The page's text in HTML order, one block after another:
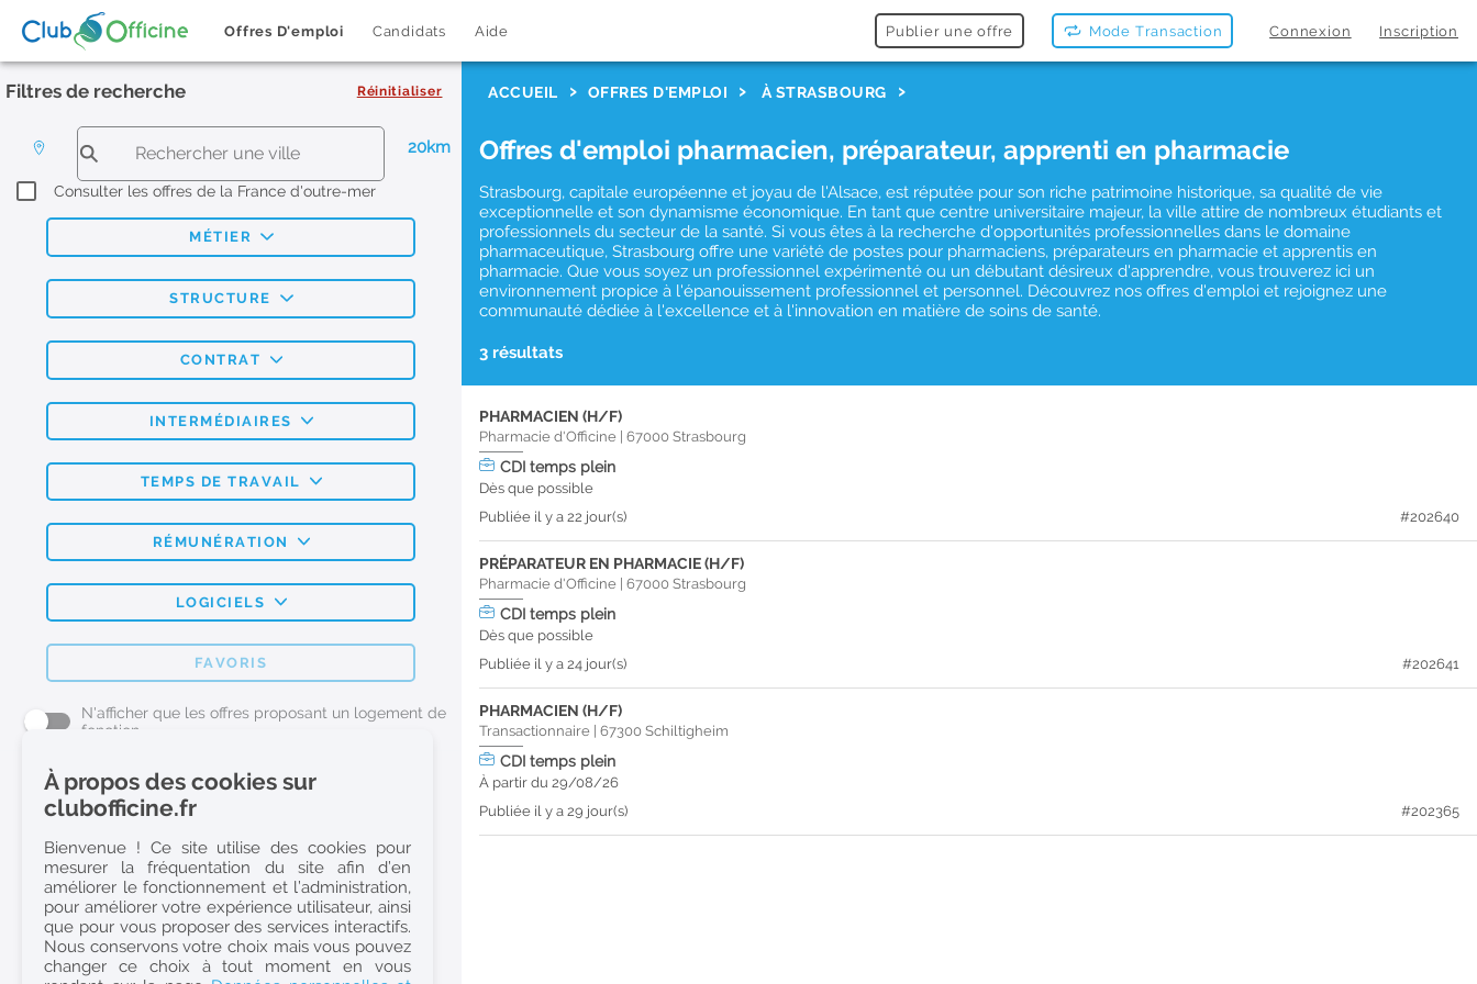
Offres D'emploi Candidats Aide Publier une offre Mode Transaction Connexion Inscription
Filtres de recherche Réinitialiser
20km
Consulter les offres de la France d'outre-mer
MÉTIER
STRUCTURE
CONTRAT
INTERMÉDIAIRES
TEMPS DE TRAVAIL
RÉMUNÉRATION
LOGICIELS
FAVORIS
N'afficher que les offres proposant un logement de
fonction
L'emploi Pharmacie par métier
Pharmacien (H/F)
Préparateur en Pharmacie (H/F)
Etudiant en Pharmacie (H/F)
Etudiant en Pharmacie 6e année validée (H/F)
Conseiller Dermo Cosmetique - Esthéticienne (H/F)
ACCUEIL OFFRES D'EMPLOI À STRASBOURG
Offres d'emploi pharmacien, préparateur, apprenti en pharmacie
Strasbourg, capitale européenne et joyau de l'Alsace, est réputée pour son riche patrimoine historique, sa qualité de vie
exceptionnelle et son dynamisme économique. En tant que centre universitaire majeur, la ville attire de nombreux étudiants et
professionnels du secteur de la santé. Si vous êtes à la recherche d'opportunités professionnelles dans le domaine
pharmaceutique, Strasbourg offre une variété de postes pour pharmaciens, préparateurs en pharmacie et apprentis en
pharmacie. Que vous soyez un professionnel expérimenté ou un débutant désireux d'apprendre, vous trouverez ici un
environnement propice à l'épanouissement professionnel et personnel. Découvrez nos offres d'emploi et rejoignez une
communauté dédiée à l'excellence et à l'innovation en matière de soins de santé.
3 résultats
PHARMACIEN (H/F)
Pharmacie d'Officine |67000Strasbourg
CDItemps plein
Dès que possible
Publiée il y a 22 jour(s)
#202640
PRÉPARATEUR EN PHARMACIE (H/F)
Pharmacie d'Officine |67000Strasbourg
CDItemps plein
Dès que possible
Publiée il y a 24 jour(s)
#202641
PHARMACIEN (H/F)
Transactionnaire |67300Schiltigheim
CDItemps plein
À partir du 29/08/26
Publiée il y a 29 jour(s)
#202365
À propos des cookies sur
clubofficine.fr
Bienvenue ! Ce site utilise des cookies pour
mesurer la fréquentation du site afin d’en
améliorer le fonctionnement et l’administration,
pour améliorer votre expérience utilisateur, ainsi
que pour vous proposer des services interactifs.
Nous conservons votre choix mais vous pouvez
changer ce choix à tout moment en vous